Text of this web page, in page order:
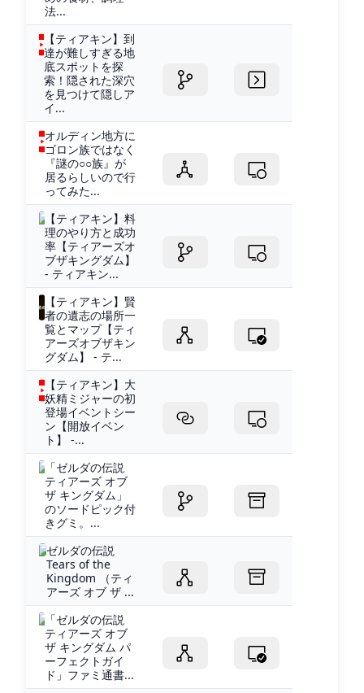
法...
【ティアキン】到
達が難しすぎる地
底スポットを探
索！隠された深穴
を見つけて隠しア
イ...
オルディン地方に
ゴロン族ではなく
『謎の○○族』が
居るらしいので行
ってみた...
【ティアキン】料
理のやり方と成功
率【ティアーズオ
ブザキングダム】
- ティアキン...
【ティアキン】賢
者の遺志の場所一
覧とマップ【ティ
アーズオブザキン
グダム】 - テ...
【ティアキン】大
妖精ミジャーの初
登場イベントシー
ン【開放イベン
ト】 -...
「ゼルダの伝説
ティアーズ オブ
ザ キングダム」
のソードピック付
きグミ。...
ゼルダの伝説
Tears of the
Kingdom （ティ
アーズ オブ ザ ...
「ゼルダの伝説
ティアーズ オブ
ザ キングダム パ
ーフェクトガイ
ド」ファミ通書...